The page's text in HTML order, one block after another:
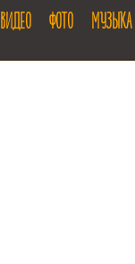
ВИДЕО ФОТО МУЗЫКА